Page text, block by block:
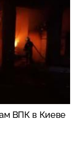
ВПК в Киеве